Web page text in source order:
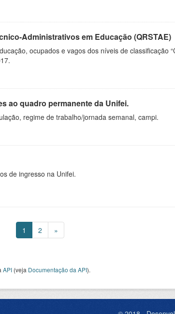
Administrativos em Educação (QRSTAE)
ocupados e vagos dos níveis de classificação
ao quadro permanente da Unifei.
regime de trabalho/jornada semanal, campi.
de ingresso na Unifei.
1 2 »
API (veja Documentação da API).